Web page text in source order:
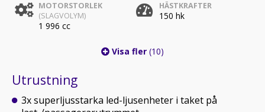
MOTORSTORLEK
(SLAGVOLYM)
1 996 cc
HÄSTKRAFTER
150 hk
Visa fler (10)
Utrustning
3x superljusstarka led-ljusenheter i taket på